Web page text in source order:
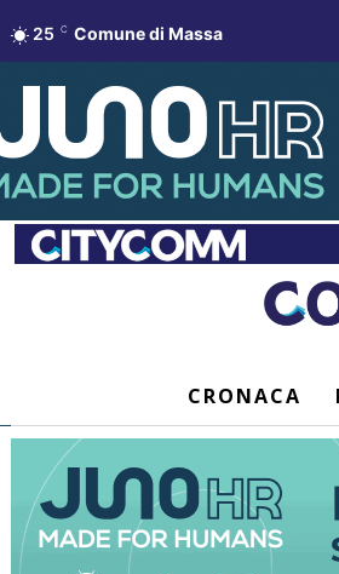
25 C Comune di Massa
CRONACA